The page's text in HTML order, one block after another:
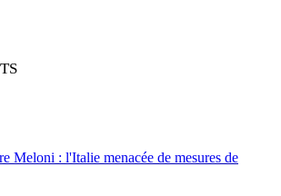
Meloni : l'Italie menacée de mesures de